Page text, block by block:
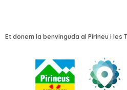
Et donem la benvinguda al Pirineu i les